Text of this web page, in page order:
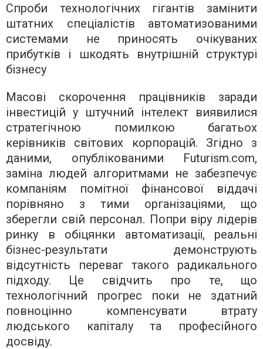
Спроби технологічних гігантів замінити
штатних спеціалістів автоматизованими
системами не приносять очікуваних
прибутків і шкодять внутрішній структурі
бізнесу
Масові скорочення працівників заради
інвестицій у штучний інтелект виявилися
стратегічною помилкою багатьох
керівників світових корпорацій. Згідно з
даними, опублікованими Futurism.com,
заміна людей алгоритмами не забезпечує
компаніям помітної фінансової віддачі
порівняно з тими організаціями, що
зберегли свій персонал. Попри віру лідерів
ринку в обіцянки автоматизації, реальні
бізнес-результати демонструють
відсутність переваг такого радикального
підходу. Це свідчить про те, що
технологічний прогрес поки не здатний
повноцінно компенсувати втрату
людського капіталу та професійного
досвіду.